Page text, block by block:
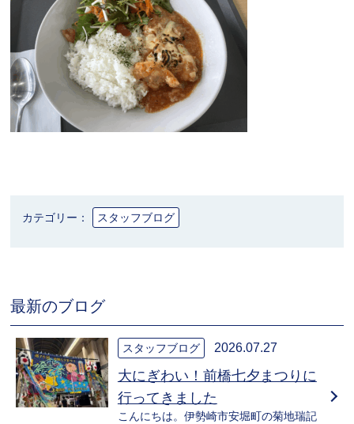
カテゴリー： スタッフブログ
最新のブログ
スタッフブログ 2026.07.27
大にぎわい！前橋七夕まつりに
行ってきました
こんにちは。伊勢崎市安堀町の菊地瑞記